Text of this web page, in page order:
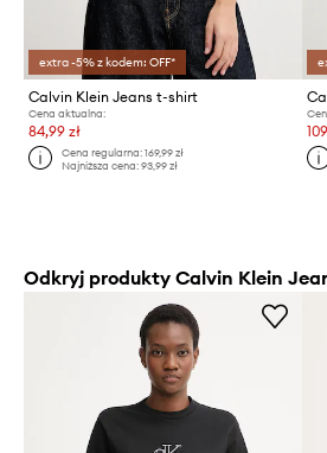
extra -5% z kodem: OFF*
Calvin Klein Jeans t-shirt
Cena aktualna:
84,99 zł
Cena regularna:169,99 zł
Najniższa cena:93,99 zł
Odkryj produkty Calvin Klein